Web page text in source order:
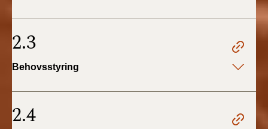
2.3
Behovsstyring
2.4